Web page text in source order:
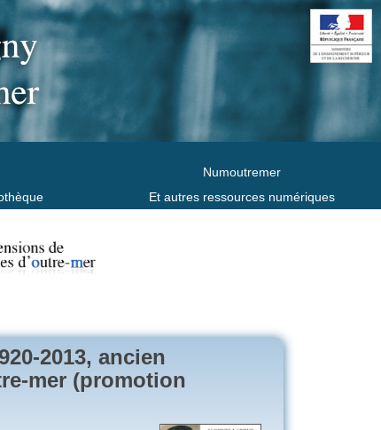
Numoutremer
Et autres ressources numériques
2013, ancien
mer (promotion